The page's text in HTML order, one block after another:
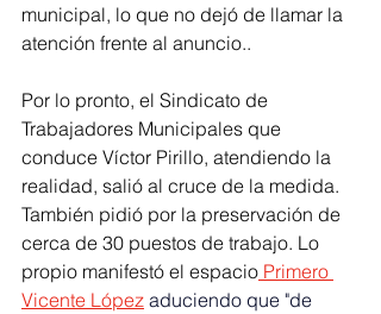
municipal, lo que no dejó de llamar la
atención frente al anuncio..
Por lo pronto, el Sindicato de
Trabajadores Municipales que
conduce Víctor Pirillo, atendiendo la
realidad, salió al cruce de la medida.
También pidió por la preservación de
cerca de 30 puestos de trabajo. Lo
propio manifestó el espacio Primero
Vicente López aduciendo que "de